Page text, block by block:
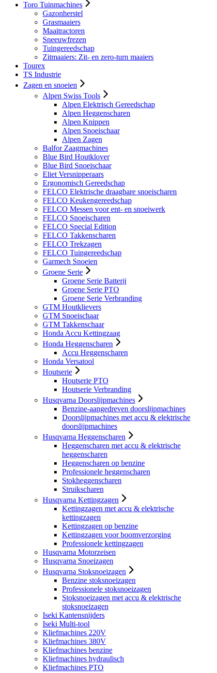
Toro Tuinmachines
Gazonherstel
Grasmaaiers
Maaitractoren
Sneeuwfrezen
Tuingereedschap
Zitmaaiers: Zit- en zero-turn maaiers
Tourex
TS Industrie
Zagen en snoeien
Alpen Swiss Tools
Alpen Elektrisch Gereedschap
Alpen Heggenscharen
Alpen Knippen
Alpen Snoeischaar
Alpen Zagen
Balfor Zaagmachines
Blue Bird Houtklover
Blue Bird Snoeischaar
Eliet Versnipperaars
Ergonomisch Gereedschap
FELCO Elektrische draagbare snoeischaren
FELCO Keukengereedschap
FELCO Messen voor ent- en snoeiwerk
FELCO Snoeischaren
FELCO Special Edition
FELCO Takkenscharen
FELCO Trekzagen
FELCO Tuingereedschap
Garmech Snoeien
Groene Serie
Groene Serie Batterij
Groene Serie PTO
Groene Serie Verbranding
GTM Houtklievers
GTM Snoeischaar
GTM Takkenschaar
Honda Accu Kettingzaag
Honda Heggenscharen
Accu Heggenscharen
Honda Versatool
Houtserie
Houtserie PTO
Houtserie Verbranding
Husqvarna Doorslijpmachines
Benzine-aangedreven doorslijpmachines
Doorslijpmachines met accu & elektrische
doorslijpmachines
Husqvarna Heggenscharen
Heggenscharen met accu & elektrische
heggenscharen
Heggenscharen op benzine
Professionele heggenscharen
Stokheggenscharen
Struikscharen
Husqvarna Kettingzagen
Kettingzagen met accu & elektrische
kettingzagen
Kettingzagen op benzine
Kettingzagen voor boomverzorging
Professionele kettingzagen
Husqvarna Motorzeisen
Husqvarna Snoeizagen
Husqvarna Stoksnoeizagen
Benzine stoksnoeizagen
Professionele stoksnoeizagen
Stoksnoeizagen met accu & elektrische
stoksnoeizagen
Iseki Kantensnijders
Iseki Multi-tool
Kliefmachines 220V
Kliefmachines 380V
Kliefmachines benzine
Kliefmachines hydraulisch
Kliefmachines PTO